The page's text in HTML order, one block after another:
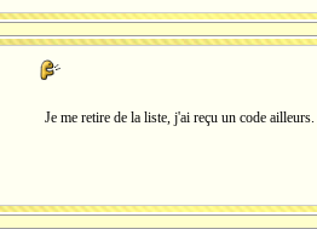
Je me retire de la liste, j'ai reçu un code ailleurs.